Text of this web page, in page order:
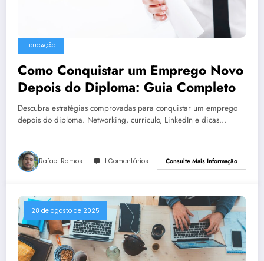
EDUCAÇÃO
Como Conquistar um Emprego Novo
Depois do Diploma: Guia Completo
Descubra estratégias comprovadas para conquistar um emprego
depois do diploma. Networking, currículo, LinkedIn e dicas…
Rafael Ramos 1 Comentários Consulte Mais Informação
28 de agosto de 2025